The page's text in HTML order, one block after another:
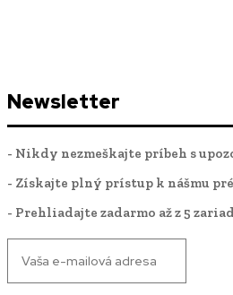
Newsletter
- Nikdy nezmeškajte príbeh s
- Získajte plný prístup k nášmu
- Prehliadajte zadarmo až z 5